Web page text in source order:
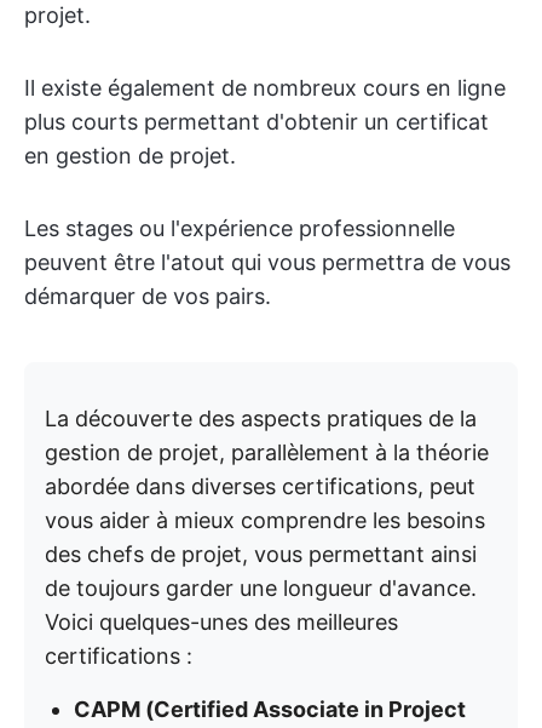
projet.
Il existe également de nombreux cours en ligne
plus courts permettant d'obtenir un certificat
en gestion de projet.
Les stages ou l'expérience professionnelle
peuvent être l'atout qui vous permettra de vous
démarquer de vos pairs.
La découverte des aspects pratiques de la
gestion de projet, parallèlement à la théorie
abordée dans diverses certifications, peut
vous aider à mieux comprendre les besoins
des chefs de projet, vous permettant ainsi
de toujours garder une longueur d'avance.
Voici quelques-unes des meilleures
certifications :
CAPM (Certified Associate in Project